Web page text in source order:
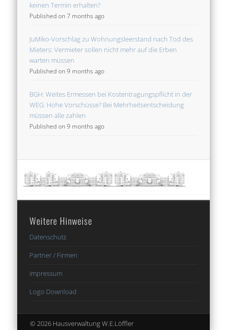
keinen Termin erhalten?
Published on 7 months ago
JuMiko-Vorschlag zu Wohnungsleerstand nach Tod des
Mieters: Vermieter sollen nicht mehr auf die Erben
warten müssen
Published on 9 months ago
BGH: Weites Ermessen bei Kostentragungspflicht in der
WEG: Hohe Vorschüsse? Bei Mehrheitsentscheidung
müssen alle zahlen
Published on 9 months ago
Weitere Hinweise
Datenschutz
Partner / Firmen
Impressum
Logo Download
© 2026 Hausverwaltung W.E.Löffler